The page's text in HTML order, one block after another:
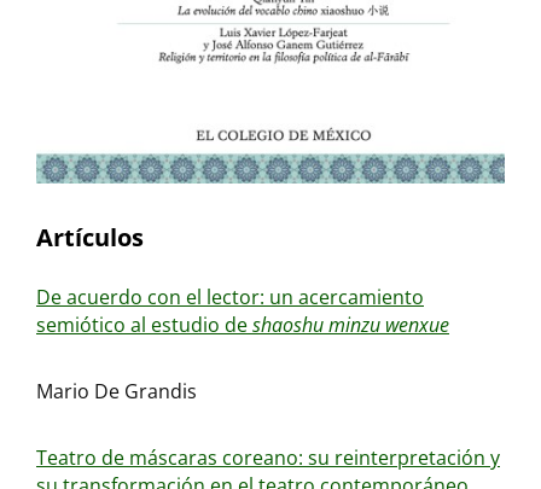
Artículos
De acuerdo con el lector: un acercamiento
semiótico al estudio deshaoshu minzu wenxue
Mario De Grandis
Teatro de máscaras coreano: su reinterpretación y